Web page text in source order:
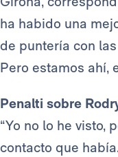
ha habido una
de puntería con
Pero estamos ahí,
Penalti sobre
“Yo no lo he visto,
contacto que